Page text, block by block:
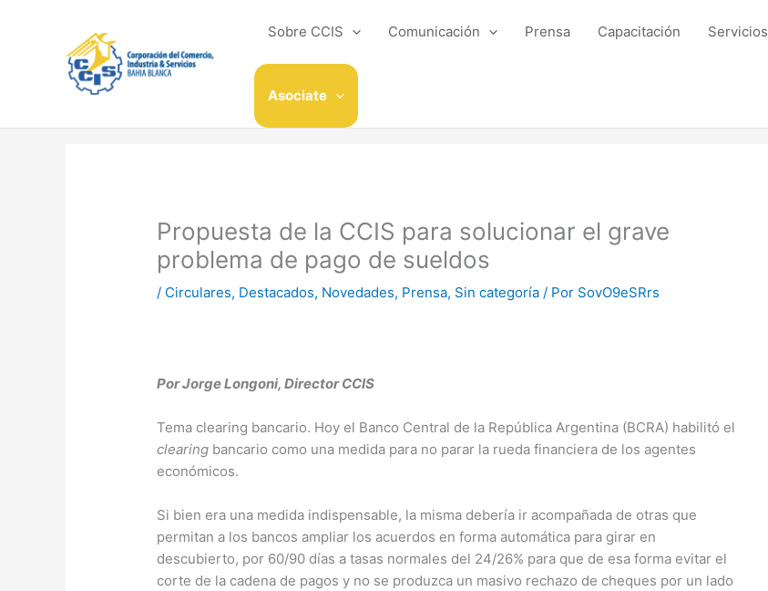
Sobre CCIS Comunicación Prensa Capacitación Servicios
Asociate
Propuesta de la CCIS para solucionar el grave
problema de pago de sueldos
/ Circulares, Destacados, Novedades, Prensa, Sin categoría / Por SovO9eSRrs
Por Jorge Longoni, Director CCIS
Tema clearing bancario. Hoy el Banco Central de la República Argentina (BCRA) habilitó el
clearing bancario como una medida para no parar la rueda financiera de los agentes
económicos.
Si bien era una medida indispensable, la misma debería ir acompañada de otras que
permitan a los bancos ampliar los acuerdos en forma automática para girar en
descubierto, por 60/90 días a tasas normales del 24/26% para que de esa forma evitar el
corte de la cadena de pagos y no se produzca un masivo rechazo de cheques por un lado